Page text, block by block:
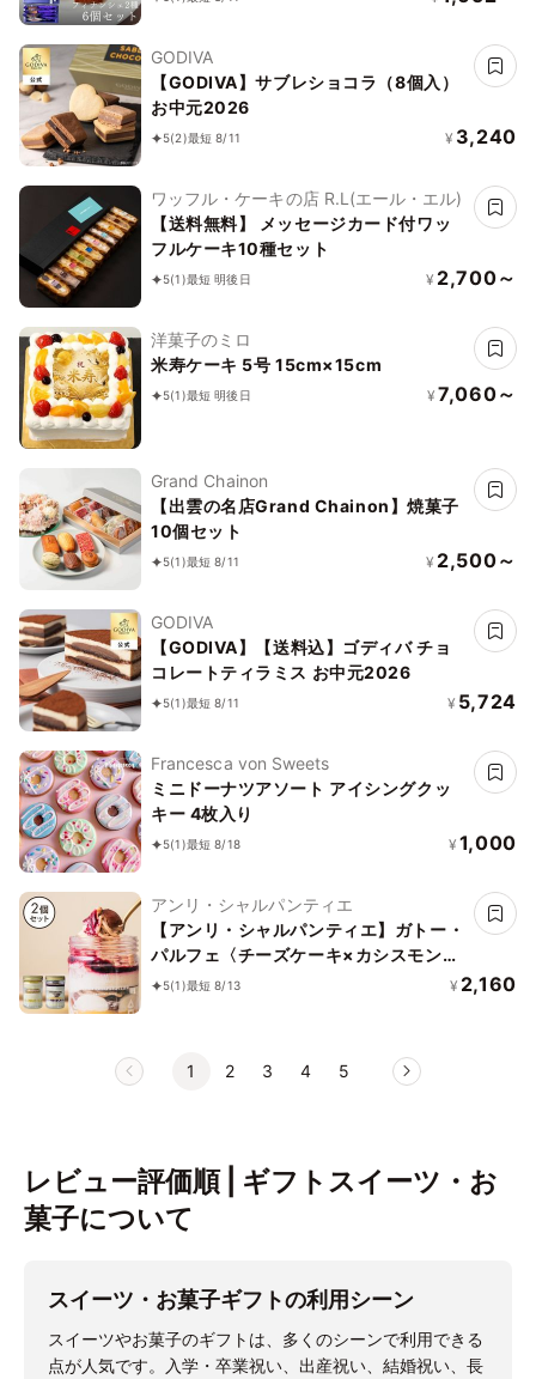
GODIVA
【GODIVA】サブレショコラ（8個入）
お中元2026
5(2)最短 8/11 ¥ 3,240
ワッフル・ケーキの店 R.L(エール・エル)
【送料無料】 メッセージカード付ワッ
フルケーキ10種セット
5(1)最短 明後日 ¥ 2,700～
洋菓子のミロ
米寿ケーキ 5号 15cm×15cm
5(1)最短 明後日 ¥ 7,060～
Grand Chainon
【出雲の名店Grand Chainon】焼菓子
10個セット
5(1)最短 8/11 ¥ 2,500～
GODIVA
【GODIVA】【送料込】ゴディバ チョ
コレートティラミス お中元2026
5(1)最短 8/11 ¥ 5,724
Francesca von Sweets
ミニドーナツアソート アイシングクッ
キー 4枚入り
5(1)最短 8/18 ¥ 1,000
アンリ・シャルパンティエ
【アンリ・シャルパンティエ】ガトー・
パルフェ〈チーズケーキ×カシスモンブ
ラン〉
5(1)最短 8/13 ¥ 2,160
1 2 3 4 5
レビュー評価順 | ギフトスイーツ・お
菓子について
スイーツ・お菓子ギフトの利用シーン
スイーツやお菓子のギフトは、多くのシーンで利用できる
点が人気です。入学・卒業祝い、出産祝い、結婚祝い、長